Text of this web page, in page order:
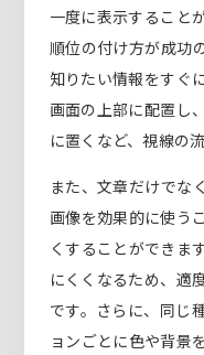
一度に表示すること
順位の付け方が成功
知りたい情報をすぐ
画面の上部に配置し
に置くなど、視線の
また、文章だけでな
画像を効果的に使う
くすることができま
にくくなるため、適
です。さらに、同じ
ョンごとに色や背景